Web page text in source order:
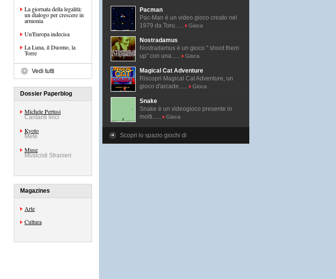
La giornata della legalità:
un dialogo per crescere in
armonia
Un'Europa indecisa
La Luna, il Duomo, la
Torre
Vedi tutti
Dossier Paperblog
Michele Pertusi
Cantanti lirici
Kyoto
Mete
Muse
Musicisti Stranieri
Magazines
Arte
Cultura
Pacman
Pac-Man é un video gioco creato nel
1979 da Toru......
Gioca
Nostradamus
Nostradamus è un gioco " shoot them
up" con una......
Gioca
Magical Cat Adventure
Riscopri Magical Cat Adventure, un
gioco d'arcade......
Gioca
Snake
Snake è un videogioco presente in
molti......
Gioca
Scopri lo spazio giochi di